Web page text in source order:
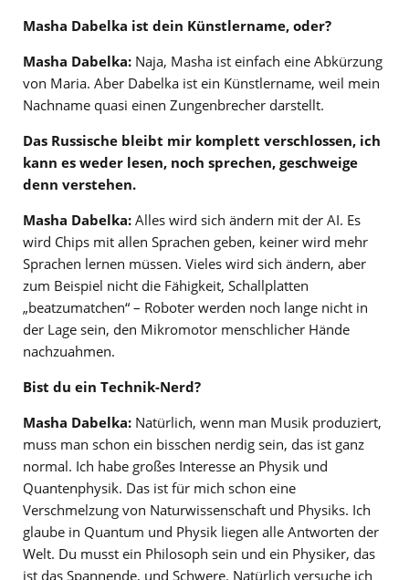
Masha Dabelka ist dein Künstlername, oder?
Masha Dabelka: Naja, Masha ist einfach eine Abkürzung
von Maria. Aber Dabelka ist ein Künstlername, weil mein
Nachname quasi einen Zungenbrecher darstellt.
Das Russische bleibt mir komplett verschlossen, ich
kann es weder lesen, noch sprechen, geschweige
denn verstehen.
Masha Dabelka: Alles wird sich ändern mit der AI. Es
wird Chips mit allen Sprachen geben, keiner wird mehr
Sprachen lernen müssen. Vieles wird sich ändern, aber
zum Beispiel nicht die Fähigkeit, Schallplatten
„beatzumatchen“ – Roboter werden noch lange nicht in
der Lage sein, den Mikromotor menschlicher Hände
nachzuahmen.
Bist du ein Technik-Nerd?
Masha Dabelka: Natürlich, wenn man Musik produziert,
muss man schon ein bisschen nerdig sein, das ist ganz
normal. Ich habe großes Interesse an Physik und
Quantenphysik. Das ist für mich schon eine
Verschmelzung von Naturwissenschaft und Physiks. Ich
glaube in Quantum und Physik liegen alle Antworten der
Welt. Du musst ein Philosoph sein und ein Physiker, das
ist das Spannende, und Schwere. Natürlich versuche ich